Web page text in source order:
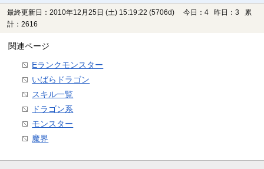
最終更新日：2010年12月25日 (土) 15:19:22 (5706d)
今日：4 昨日：3 累
計：2616
関連ページ
Eランクモンスター
いばらドラゴン
スキル一覧
ドラゴン系
モンスター
魔界